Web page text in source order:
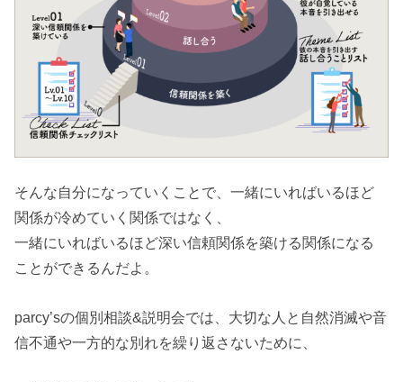
そんな自分になっていくことで、一緒にいればいるほど
関係が冷めていく関係ではなく、
一緒にいればいるほど深い信頼関係を築ける関係になる
ことができるんだよ。
parcy’sの個別相談&説明会では、大切な人と自然消滅や音
信不通や一方的な別れを繰り返さないために、